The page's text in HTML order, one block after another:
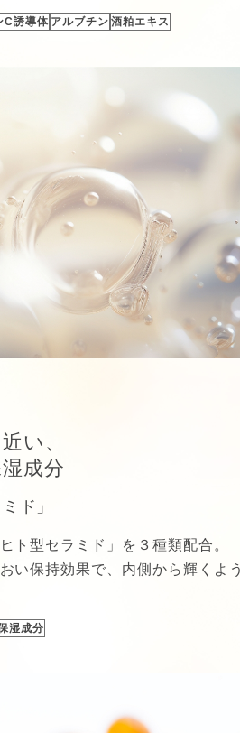
C誘導体 アルブチン 酒粕エキス
い、
成分
ド」
ト型セラミド」を３種類配合。
い保持効果で、内側から輝くよ
湿成分